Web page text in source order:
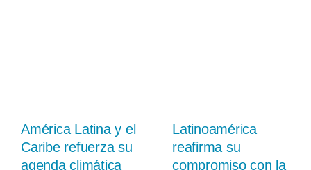
América Latina y el
Caribe refuerza su
agenda climática
Latinoamérica
reafirma su
compromiso con la